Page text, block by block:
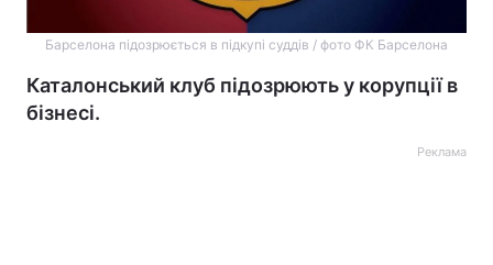
Барселона підозрюється в підкупі суддів / фото ФК Барселона
Каталонський клуб підозрюють у корупції в
бізнесі.
Реклама